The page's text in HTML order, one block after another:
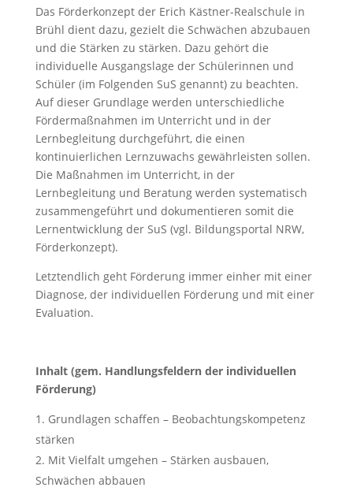
Das Förderkonzept der Erich Kästner-Realschule in
Brühl dient dazu, gezielt die Schwächen abzubauen
und die Stärken zu stärken. Dazu gehört die
individuelle Ausgangslage der Schülerinnen und
Schüler (im Folgenden SuS genannt) zu beachten.
Auf dieser Grundlage werden unterschiedliche
Fördermaßnahmen im Unterricht und in der
Lernbegleitung durchgeführt, die einen
kontinuierlichen Lernzuwachs gewährleisten sollen.
Die Maßnahmen im Unterricht, in der
Lernbegleitung und Beratung werden systematisch
zusammengeführt und dokumentieren somit die
Lernentwicklung der SuS (vgl. Bildungsportal NRW,
Förderkonzept).
Letztendlich geht Förderung immer einher mit einer
Diagnose, der individuellen Förderung und mit einer
Evaluation.
Inhalt (gem. Handlungsfeldern der individuellen
Förderung)
Grundlagen schaffen – Beobachtungskompetenz
stärken
Mit Vielfalt umgehen – Stärken ausbauen,
Schwächen abbauen